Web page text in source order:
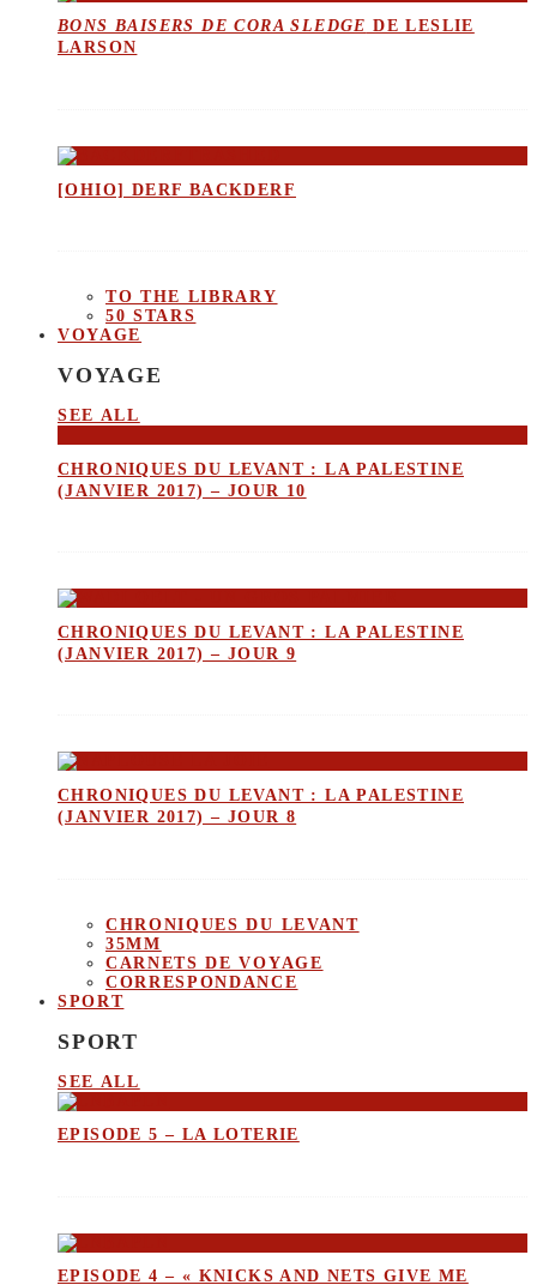
BONS BAISERS DE CORA SLEDGE DE LESLIE
LARSON
[OHIO] DERF BACKDERF
TO THE LIBRARY
50 STARS
VOYAGE
VOYAGE
SEE ALL
CHRONIQUES DU LEVANT : LA PALESTINE
(JANVIER 2017) – JOUR 10
CHRONIQUES DU LEVANT : LA PALESTINE
(JANVIER 2017) – JOUR 9
CHRONIQUES DU LEVANT : LA PALESTINE
(JANVIER 2017) – JOUR 8
CHRONIQUES DU LEVANT
35MM
CARNETS DE VOYAGE
CORRESPONDANCE
SPORT
SPORT
SEE ALL
EPISODE 5 – LA LOTERIE
EPISODE 4 – « KNICKS AND NETS GIVE ME